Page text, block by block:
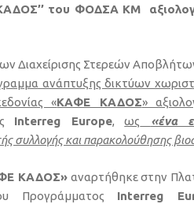
του ΦΟΔΣΑ ΚΜ
Διαχείρισης Στερεών
ανάπτυξης δικτύων
«ΚΑΦΕ ΚΑΔΟΣ»
Interreg Europe,ως «ένα
συλλογής και παρακολούθησης
ΚΑΔΟΣ»αναρτήθηκε στην
Προγράμματος Interreg